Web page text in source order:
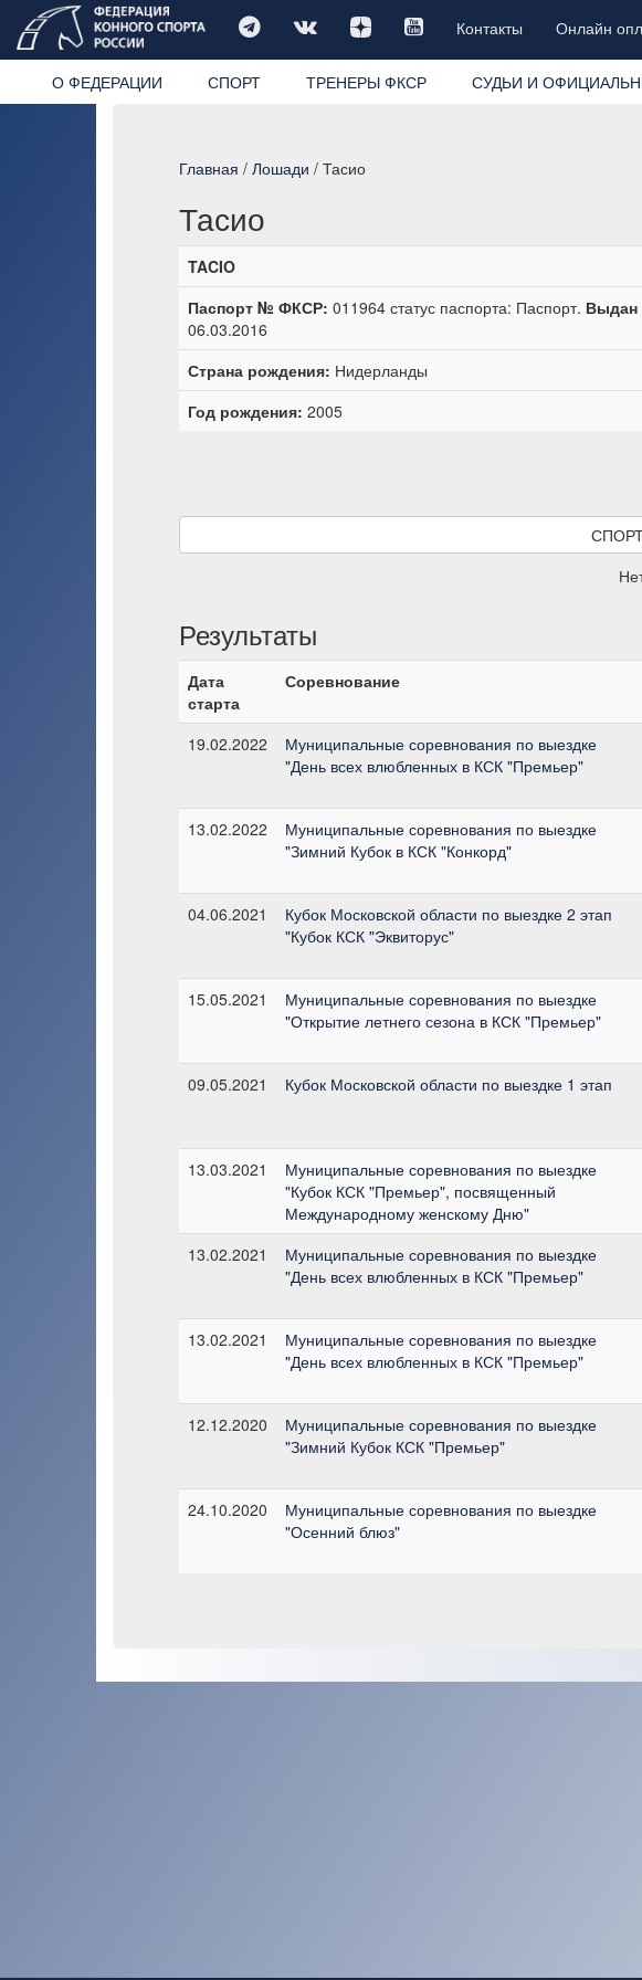
Контакты Онлайн
О ФЕДЕРАЦИИ СПОРТ ТРЕНЕРЫ ФКСР СУДЬИ И
Главная / Лошади / Тасио
Тасио
TACIO
Паспорт № ФКСР: 011964 статус паспорта: Паспорт. Выдан
06.03.2016
Страна рождения: Нидерланды
Год рождения: 2005
Результаты
Дата
старта
Соревнование
19.02.2022
Муниципальные соревнования по выездке
"День всех влюбленных в КСК "Премьер"
13.02.2022
Муниципальные соревнования по выездке
"Зимний Кубок в КСК "Конкорд"
04.06.2021
Кубок Московской области по выездке 2 этап
"Кубок КСК "Эквиторус"
15.05.2021
Муниципальные соревнования по выездке
"Открытие летнего сезона в КСК "Премьер"
09.05.2021 Кубок Московской области по выездке 1 этап
13.03.2021
Муниципальные соревнования по выездке
"Кубок КСК "Премьер", посвященный
Международному женскому Дню"
13.02.2021
Муниципальные соревнования по выездке
"День всех влюбленных в КСК "Премьер"
13.02.2021
Муниципальные соревнования по выездке
"День всех влюбленных в КСК "Премьер"
12.12.2020
Муниципальные соревнования по выездке
"Зимний Кубок КСК "Премьер"
24.10.2020
Муниципальные соревнования по выездке
"Осенний блюз"